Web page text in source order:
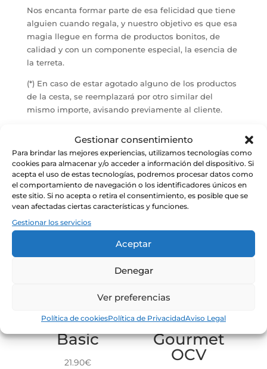
Gestionar consentimiento
Para brindar las mejores experiencias, utilizamos tecnologías como
cookies para almacenar y/o acceder a información del dispositivo. Si
acepta el uso de estas tecnologías, podremos procesar datos como
el comportamiento de navegación o los identificadores únicos en
este sitio. Si no acepta o retira el consentimiento, es posible que se
vean afectadas ciertas características y funciones.
Gestionar los servicios
Aceptar
Denegar
Ver preferencias
Política de cookiesPolítica de PrivacidadAviso Legal
Nos encanta formar parte de esa felicidad que tiene
alguien cuando regala, y nuestro objetivo es que esa
magia llegue en forma de productos bonitos, de
calidad y con un componente especial, la esencia de
la terreta.
(*) En caso de estar agotado alguno de los productos
de la cesta, se reemplazará por otro similar del
mismo importe, avisando previamente al cliente.
Productos relacionados
Detalle OCV
Basic
21.90€
Bobal
Gourmet
OCV